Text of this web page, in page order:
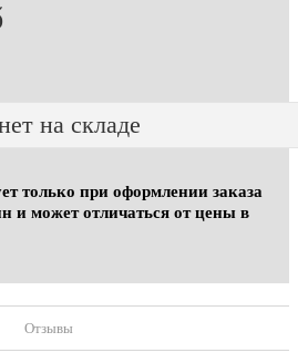
на складе
только при оформлении заказа
и может отличаться от цены в
Отзывы